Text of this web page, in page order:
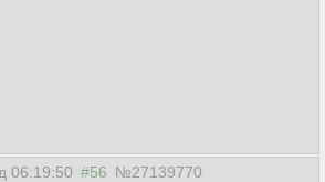
06:19:50 #56 №27139770